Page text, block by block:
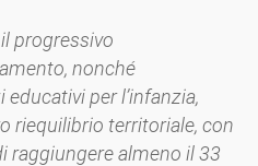
progressivo
nonché
educativi per l’infanzia,
riequilibrio territoriale, con
raggiungere almeno il 33